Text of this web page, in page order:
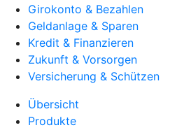
Girokonto & Bezahlen
Geldanlage & Sparen
Kredit & Finanzieren
Zukunft & Vorsorgen
Versicherung & Schützen
Übersicht
Produkte